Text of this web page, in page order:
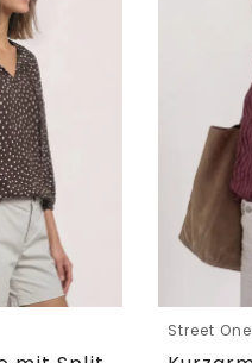
Street One